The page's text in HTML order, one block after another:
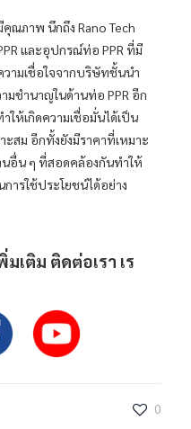
ณภาพ นึกถึง Rano Tech
และอุปกรณ์ท่อ PPR ที่มี
ามเชื่อใจจากบริษัทชั้นนำ
มชำนาญในด้านท่อ PPR อีก
ห้เกิดความเชื่อมั่นได้เป็น
สม อีกทั้งยังมีราคาที่เหมาะ
อื่น ๆ ที่สอดคล้องกันทำให้
การใช้ประโยชน์ได้อย่าง
มเติม ติดต่อเรา เร
0